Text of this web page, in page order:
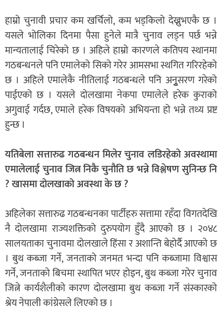
हाम्रो चुनावी प्रचार कम खर्चिलो, कम भड्किलो देख्नुभएकै छ ।
यसले भोलिका दिनमा पैसा हुनेले मात्रै चुनाव लड्न पर्छ भन्ने
मान्यतालाई चिरेको छ । अहिले हाम्रो कारणले कतिपय स्थानमा
गठबन्धनले पनि एमालेको सिको गरेर आमसभा स्थगित गरिरहेको
छ । अहिले एमालेकै नीतिलाई गठबन्धले पनि अनुृुसरण गरेको
पाईएको छ । यसले दोलखामा नेकपा एमालेले हरेक कुराको
अगुवाई गर्दछ, एमाले हरेक विषयको अभियन्ता हो भन्ने तथ्य प्रष्ट
हुन्छ ।
यतिबेला सत्तारुढ गठबन्धन मिलेर चुनाव लडिरहेको अवस्थामा
एमालेलाई चुनाव जित्न निकै चुनौति छ भन्ने विश्लेषण सुनिन्छ नि
? खासमा दोलखाको अवस्था के छ ?
अहिलेका सत्तारुढ गठबन्धनका पार्टीहरु सत्तामा रहँदा विगतदेखि
नै दोलखामा राज्यशक्तिको दुरुपयोग हुँदै आएको छ । २०४८
सालयताका चुनावमा दोलखाले हिंसा र अशान्ति बेहोर्दै आएको छ
। बुथ कब्जा गर्ने, जनताको जनमत भन्दा पनि कब्जामा विश्वास
गर्ने, जनताको बिचमा स्थापित भएर होइन, बुथ कब्जा गरेर चुनाव
जित्ने कार्यशैलीको कारण दोलखामा बुथ कब्जा गर्ने संस्कारको
श्रेय नेपाली कांग्रेसले लिएको छ ।